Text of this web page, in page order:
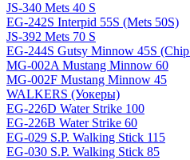
JS-340 Mets 40 S
EG-242S Interpid 55S (Mets 50S)
JS-392 Mets 70 S
EG-244S Gutsy Minnow 45S
MG-002A Mustang Minnow 60
MG-002F Mustang Minnow 45
WALKERS (Уокеры)
EG-226D Water Strike 100
EG-226B Water Strike 60
EG-029 S.P. Walking Stick 115
EG-030 S.P. Walking Stick 85